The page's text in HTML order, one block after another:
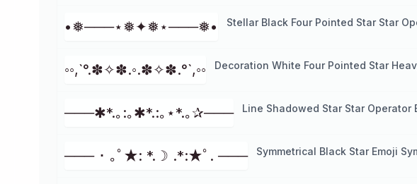
•❅───⋆❅✦❅⋆───❅• Stellar Black Four Pointed Star Star
◦◦,`°.✽✧✽.◦.✽✧✽.°`,◦◦ Decoration White Four Pointed Star
───✱*.｡:｡✱*.:｡⋆*.｡✰─── Line Shadowed Star Star Operator
─── ･ ｡ﾟ★: *.☽ .*:★ﾟ. ─── Symmetrical Black Star Emoji